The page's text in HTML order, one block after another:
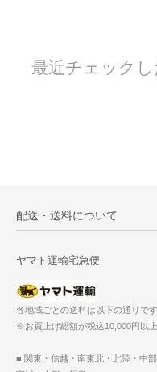
最近チェック
配送・送料について
ヤマト運輸宅急便
各地域ごとの送料は以下の通りです
※お買上げ総額が税込10,000円以
■ 関東・信越・南東北・北陸・中部